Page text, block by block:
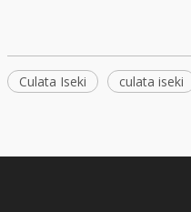
Culata Iseki culata iseki